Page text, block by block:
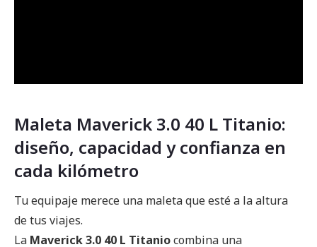
Maleta Maverick 3.0 40 L Titanio:
diseño, capacidad y confianza en
cada kilómetro
Tu equipaje merece una maleta que esté a la altura
de tus viajes.
La Maverick 3.0 40 L Titaniocombina una